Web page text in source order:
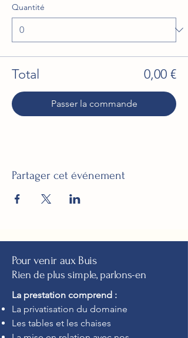
Quantité
Total 0,00 €
Passer la commande
Partager cet événement
Pour venir aux Buis
Rien de plus simple, parlons-en
La prestation comprend :
La privatisation du domaine
Les tables et les chaises